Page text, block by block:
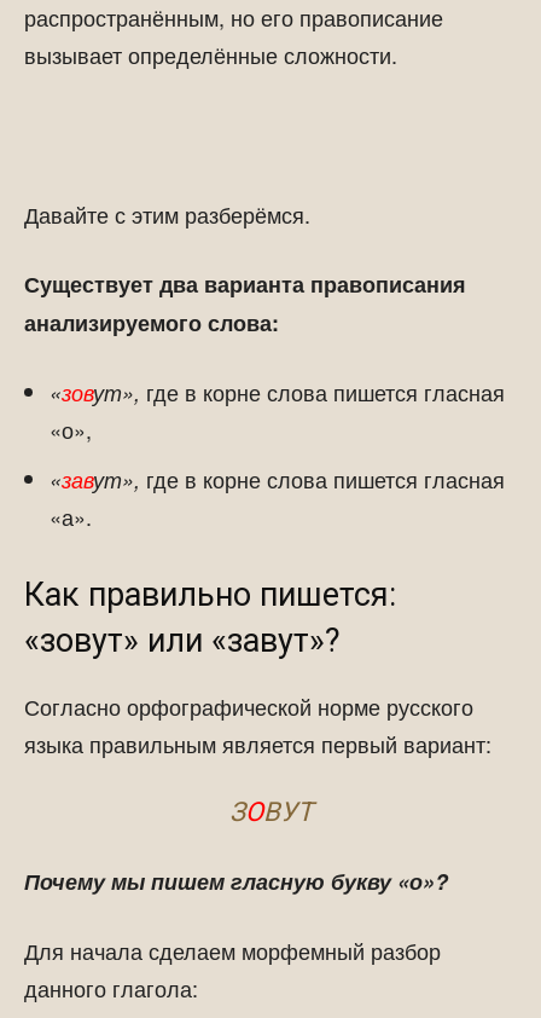
распространённым, но его правописание
вызывает определённые сложности.
Давайте с этим разберёмся.
Существует два варианта правописания
анализируемого слова:
«зовут», где в корне слова пишется гласная
«о»,
«завут», где в корне слова пишется гласная
«а».
Как правильно пишется:
«зовут» или «завут»?
Согласно орфографической норме русского
языка правильным является первый вариант:
ЗОВУТ
Почему мы пишем гласную букву «о»?
Для начала сделаем морфемный разбор
данного глагола: